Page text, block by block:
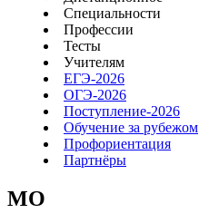
Специальности
Профессии
Тесты
Учителям
ЕГЭ-2026
ОГЭ-2026
Поступление-2026
Обучение за рубежом
Профориентация
Партнёры
MO